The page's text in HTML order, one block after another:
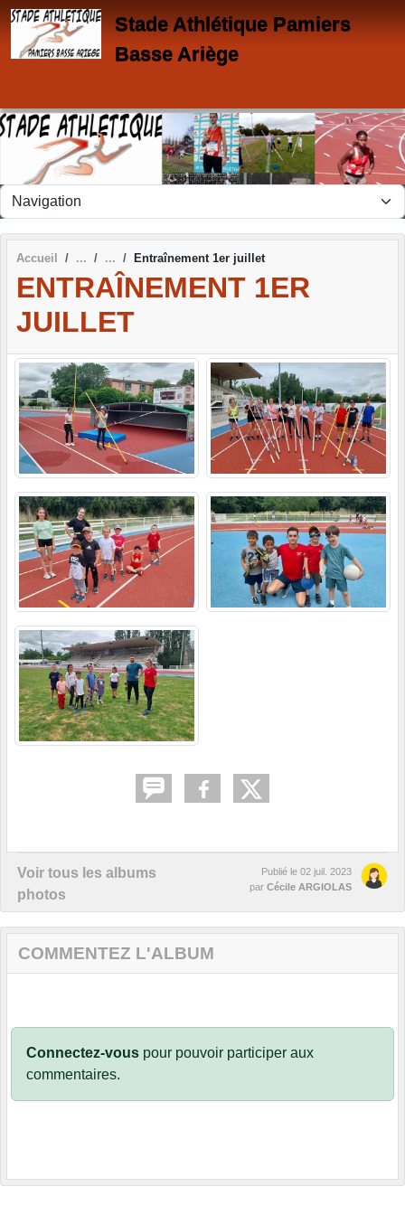
Stade Athlétique Pamiers
Basse Ariège
Accueil Entraînement 1er juillet
ENTRAÎNEMENT 1ER
JUILLET
Voir tous les albums
photos
Publié le 02 juil. 2023
par Cécile ARGIOLAS
COMMENTEZ L'ALBUM
Connectez-vous pour pouvoir participer aux
commentaires.
Panneau de gestion des cookies